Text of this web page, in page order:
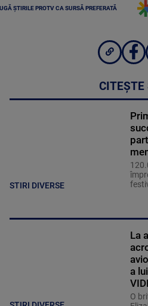
ȘTIRILE PROTV CA SURSĂ PREFERATĂ
CITEȘTE
STIRI DIVERSE
La
a
O